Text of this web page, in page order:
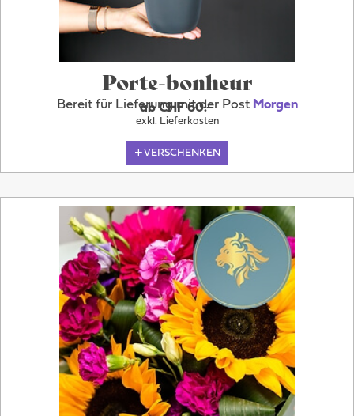
Porte-bonheur
Bereit für Lieferung mit der Post Morgen
ab CHF 60.–
exkl. Lieferkosten
VERSCHENKEN